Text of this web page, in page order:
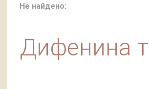
Не найдено:
Дифенина